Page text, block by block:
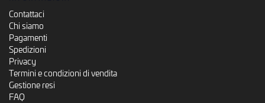
Contattaci
Chi siamo
Pagamenti
Spedizioni
Privacy
Termini e condizioni di vendita
Gestione resi
FAQ